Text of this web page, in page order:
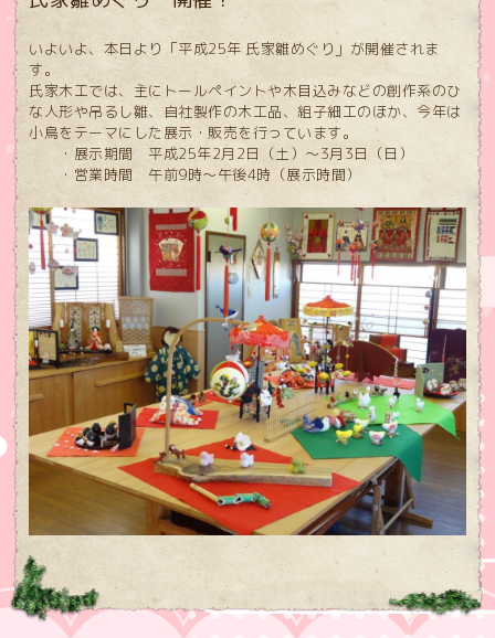
いよいよ、本日より「平成25年 氏家雛めぐり」が開催されま
す。
氏家木工では、主にトールペイントや木目込みなどの創作系のひ
な人形や吊るし雛、自社製作の木工品、組子細工のほか、今年は
小鳥をテーマにした展示・販売を行っています。
・展示期間 平成25年2月2日（土）～3月3日（日）
・営業時間 午前9時～午後4時（展示時間）